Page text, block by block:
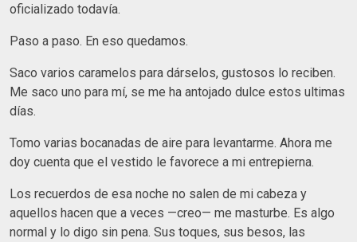
oficializado todavía.
Paso a paso. En eso quedamos.
Saco varios caramelos para dárselos, gustosos lo reciben.
Me saco uno para mí, se me ha antojado dulce estos ultimas
días.
Tomo varias bocanadas de aire para levantarme. Ahora me
doy cuenta que el vestido le favorece a mi entrepierna.
Los recuerdos de esa noche no salen de mi cabeza y
aquellos hacen que a veces —creo— me masturbe. Es algo
normal y lo digo sin pena. Sus toques, sus besos, las